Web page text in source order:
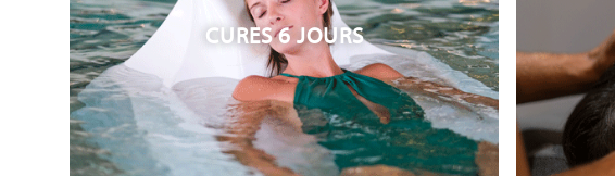
CURES 6 JOURS